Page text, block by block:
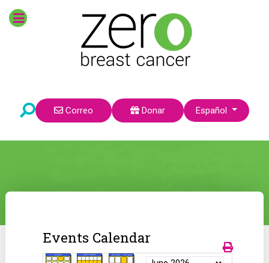
Correo Donar Seleccione su idioma
Español
Events Calendar